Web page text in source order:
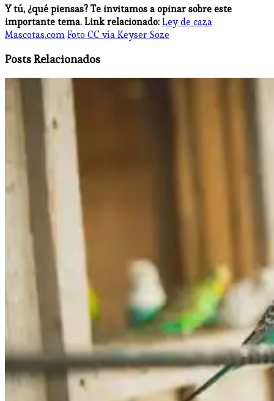
Y tú, ¿qué piensas? Te invitamos a opinar sobre este
importante tema.Link relacionado:Ley de caza
Mascotas.comFoto CC vía Keyser Soze
Posts Relacionados